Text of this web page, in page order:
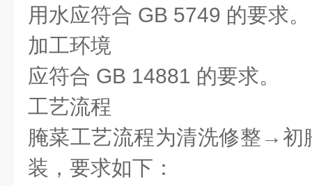
用水应符合 GB 5749 的要求。
加工环境
应符合 GB 14881 的要求。
工艺流程
腌菜工艺流程为清洗修整→
装，要求如下：